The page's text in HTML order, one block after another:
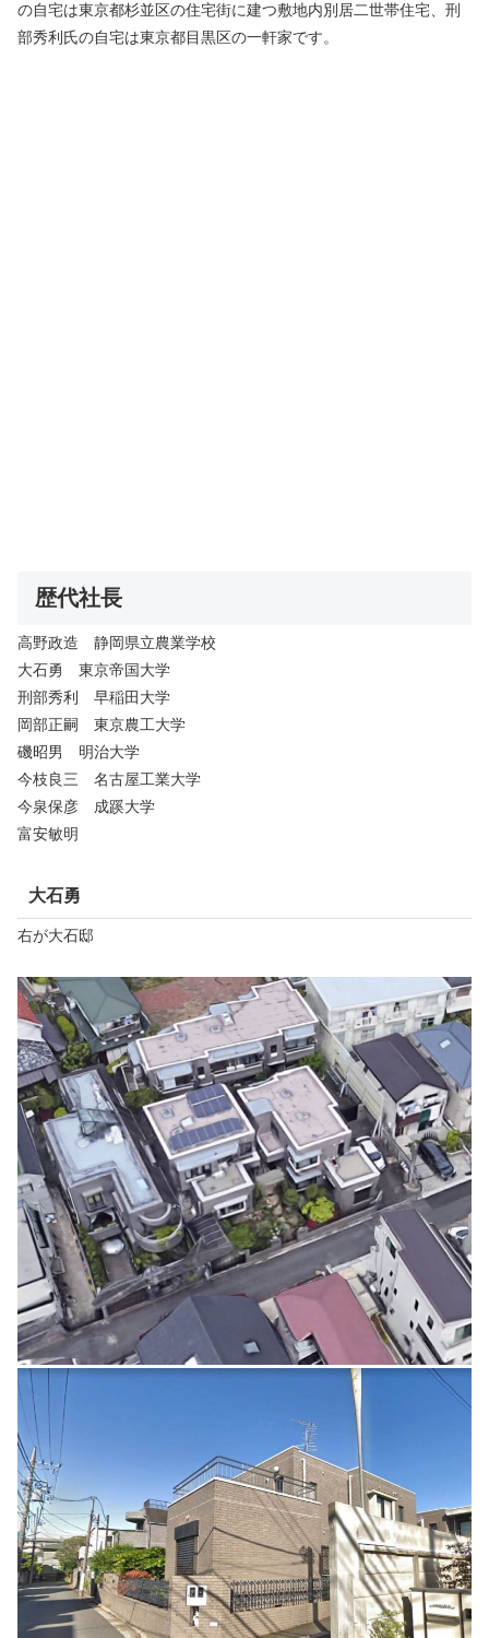
の自宅は東京都杉並区の住宅街に建つ敷地内別居二世帯住宅、刑
部秀利氏の自宅は東京都目黒区の一軒家です。
歴代社長
高野政造 静岡県立農業学校
大石勇 東京帝国大学
刑部秀利 早稲田大学
岡部正嗣 東京農工大学
磯昭男 明治大学
今枝良三 名古屋工業大学
今泉保彦 成蹊大学
富安敏明
大石勇
右が大石邸